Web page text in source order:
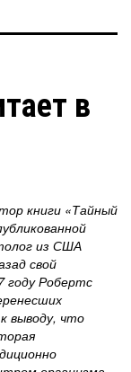
в
книги «Тайный
из США
свой
году Робертс
выводу, что